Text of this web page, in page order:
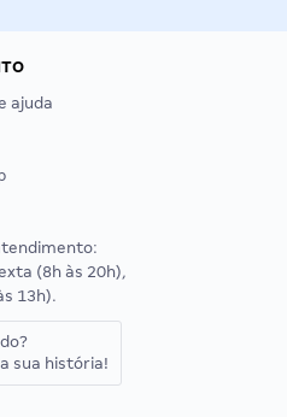
ajuda
(8h às 20h),
13h).
sua história!